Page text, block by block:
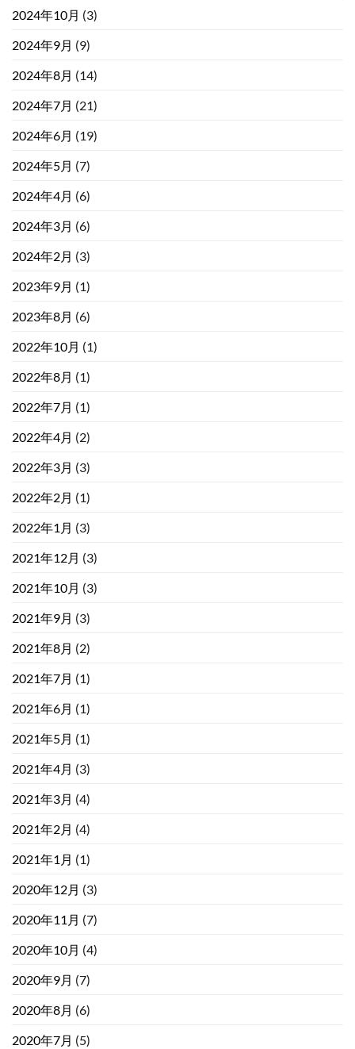
2024年10月 (3)
2024年9月 (9)
2024年8月 (14)
2024年7月 (21)
2024年6月 (19)
2024年5月 (7)
2024年4月 (6)
2024年3月 (6)
2024年2月 (3)
2023年9月 (1)
2023年8月 (6)
2022年10月 (1)
2022年8月 (1)
2022年7月 (1)
2022年4月 (2)
2022年3月 (3)
2022年2月 (1)
2022年1月 (3)
2021年12月 (3)
2021年10月 (3)
2021年9月 (3)
2021年8月 (2)
2021年7月 (1)
2021年6月 (1)
2021年5月 (1)
2021年4月 (3)
2021年3月 (4)
2021年2月 (4)
2021年1月 (1)
2020年12月 (3)
2020年11月 (7)
2020年10月 (4)
2020年9月 (7)
2020年8月 (6)
2020年7月 (5)